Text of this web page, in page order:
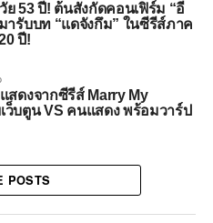
ย 53 ปี! ต้นสังกัดคอนเฟิร์ม “อี
ารับบท “แดจังกึม” ในซีรีส์ภาค
ปี!
สดงจากซีรีส์ Marry My
ว็บตูน VS คนแสดง พร้อมวาร์ป
POSTS